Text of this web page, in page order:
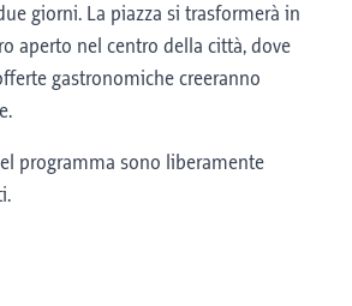
giorni. La piazza si trasformerà in
aperto nel centro della città, dove
gastronomiche creeranno
programma sono liberamente